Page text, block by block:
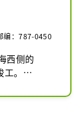
比较。
路线，据说
。
地区。
编：787-0450
西侧的
。
位、2个大